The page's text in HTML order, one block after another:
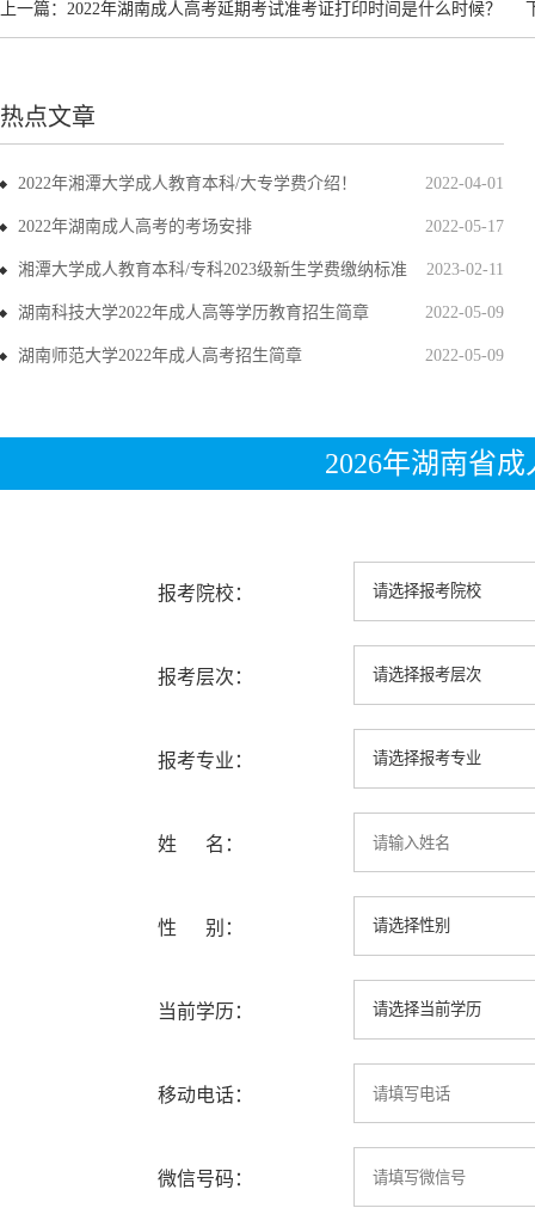
上一篇： 2022年湖南成人高考延期考试准考证打印时间是什么时候？
热点文章
2022-04-01
2022年湘潭大学成人教育本科/大专学费介绍！
2022-05-17
2022年湖南成人高考的考场安排
2023-02-11
湘潭大学成人教育本科/专科2023级新生学费缴纳标准
2022-05-09
湖南科技大学2022年成人高等学历教育招生简章
2022-05-09
湖南师范大学2022年成人高考招生简章
2026年湖南省
报考院校：
报考层次：
报考专业：
姓 名：
性 别：
当前学历：
移动电话：
微信号码：